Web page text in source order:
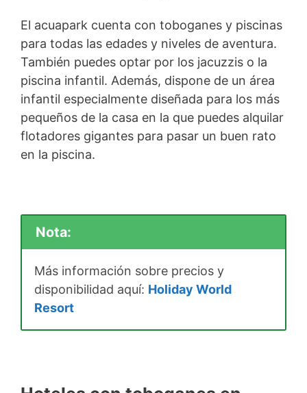
El acuapark cuenta con toboganes y piscinas
para todas las edades y niveles de aventura.
También puedes optar por los jacuzzis o la
piscina infantil. Además, dispone de un área
infantil especialmente diseñada para los más
pequeños de la casa en la que puedes alquilar
flotadores gigantes para pasar un buen rato
en la piscina.
Nota:
Más información sobre precios y
disponibilidad aquí: Holiday World
Resort